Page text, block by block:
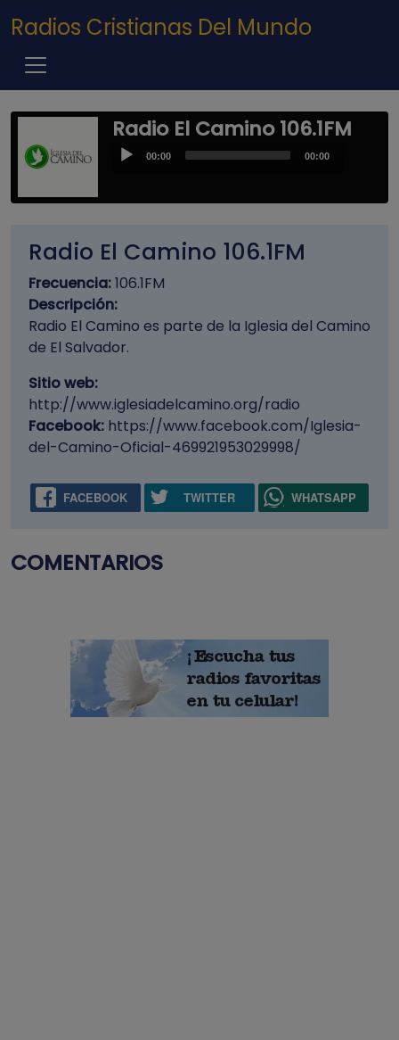
Pasar al contenido principal
Radios Cristianas Del Mundo
Radio El Camino 106.1FM
Audio00:00 00:00
Radio El Camino 106.1FM
Frecuencia:106.1FM
Descripción:
Radio El Camino es parte de la Iglesia del Camino
de El Salvador.
Sitio web:
http://www.iglesiadelcamino.org/radio
Facebook: https://www.facebook.com/Iglesia-
del-Camino-Oficial-469921953029998/
FACEBOOK TWITTER WHATSAPP
COMENTARIOS